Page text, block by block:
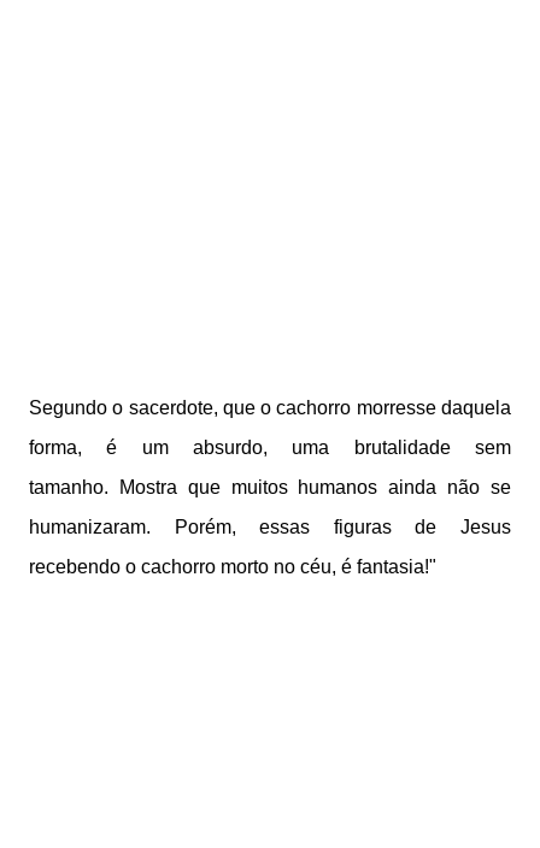
Segundo o sacerdote, que o cachorro morresse daquela
forma, é um absurdo, uma brutalidade sem
tamanho. Mostra que muitos humanos ainda não se
humanizaram.
Porém, essas figuras de Jesus
recebendo o cachorro morto no céu, é fantasia!"